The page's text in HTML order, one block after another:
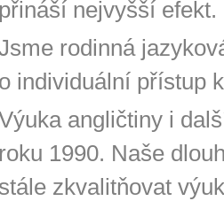
přináší nejvyšší efekt.
rodinná
o individuální přístup
angličtiny i
roku 1990. Naše
stále zkvalitňovat